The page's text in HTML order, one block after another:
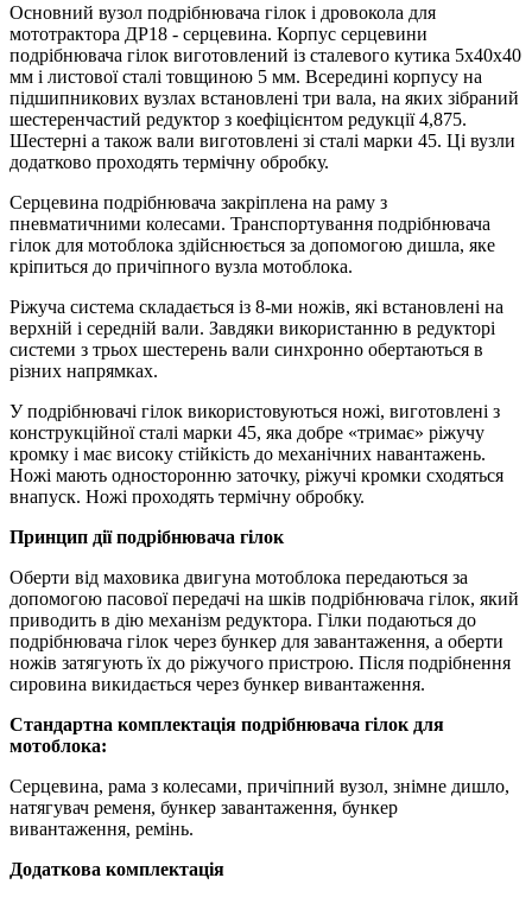
Основний вузол подрібнювача гілок і дровокола для
мототрактора ДР18 - серцевина. Корпус серцевини
подрібнювача гілок виготовлений із сталевого кутика 5х40х40
мм і листової сталі товщиною 5 мм. Всередині корпусу на
підшипникових вузлах встановлені три вала, на яких зібраний
шестеренчастий редуктор з коефіцієнтом редукції 4,875.
Шестерні а також вали виготовлені зі сталі марки 45. Ці вузли
додатково проходять термічну обробку.
Серцевина подрібнювача закріплена на раму з
пневматичними колесами. Транспортування подрібнювача
гілок для мотоблока здійснюється за допомогою дишла, яке
кріпиться до причіпного вузла мотоблока.
Ріжуча система складається із 8-ми ножів, які встановлені на
верхній і середній вали. Завдяки використанню в редукторі
системи з трьох шестерень вали синхронно обертаються в
різних напрямках.
У подрібнювачі гілок використовуються ножі, виготовлені з
конструкційної сталі марки 45, яка добре «тримає» ріжучу
кромку і має високу стійкість до механічних навантажень.
Ножі мають односторонню заточку, ріжучі кромки сходяться
внапуск. Ножі проходять термічну обробку.
Принцип дії подрібнювача гілок
Оберти від маховика двигуна мотоблока передаються за
допомогою пасової передачі на шків подрібнювача гілок, який
приводить в дію механізм редуктора. Гілки подаються до
подрібнювача гілок через бункер для завантаження, а оберти
ножів затягують їх до ріжучого пристрою. Після подрібнення
сировина викидається через бункер вивантаження.
Стандартна комплектація подрібнювача гілок для
мотоблока:
Серцевина, рама з колесами, причіпний вузол, знімне дишло,
натягувач ременя, бункер завантаження, бункер
вивантаження, ремінь.
Додаткова комплектація